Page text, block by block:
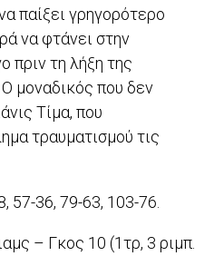
παίξει γρηγορότερο
να φτάνει στην
πριν τη λήξη της
μοναδικός που δεν
Τίμα, που
τραυματισμού τις
57-36, 79-63, 103-76.
– Γκος 10 (1τρ, 3 ριμπ.